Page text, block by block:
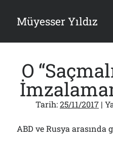
Müyesser Yıldız
Yan
Menü
Gazi’den Milletvekillerine
O
Tarih:25/11/2017 |
ABD ve Rusya arasında